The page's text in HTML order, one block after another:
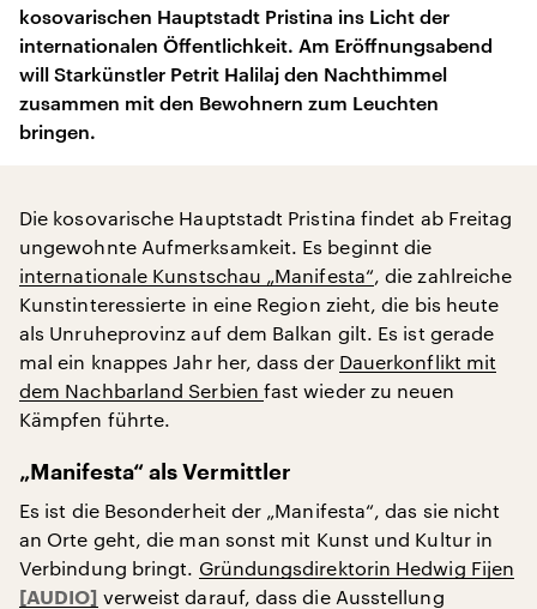
kosovarischen Hauptstadt Pristina ins Licht der
internationalen Öffentlichkeit. Am Eröffnungsabend
will Starkünstler Petrit Halilaj den Nachthimmel
zusammen mit den Bewohnern zum Leuchten
bringen.
Die kosovarische Hauptstadt Pristina findet ab Freitag
ungewohnte Aufmerksamkeit. Es beginnt die
internationale Kunstschau „Manifesta“, die zahlreiche
Kunstinteressierte in eine Region zieht, die bis heute
als Unruheprovinz auf dem Balkan gilt. Es ist gerade
mal ein knappes Jahr her, dass der Dauerkonflikt mit
dem Nachbarland Serbien fast wieder zu neuen
Kämpfen führte.
„Manifesta“ als Vermittler
Es ist die Besonderheit der „Manifesta“, das sie nicht
an Orte geht, die man sonst mit Kunst und Kultur in
Verbindung bringt. Gründungsdirektorin Hedwig Fijen
verweist darauf, dass die Ausstellung